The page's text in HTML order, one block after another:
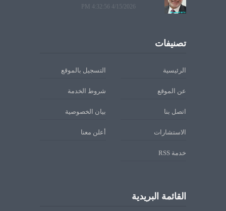
4/15/2026 4:32:56 PM
تصنيفات
الرئيسية التسجيل بالموقع
عن الموقع شروط الخدمة
اتصل بنا بيان الخصوصية
الاستشارات أعلن معنا
خدمة RSS
القائمة البريدية